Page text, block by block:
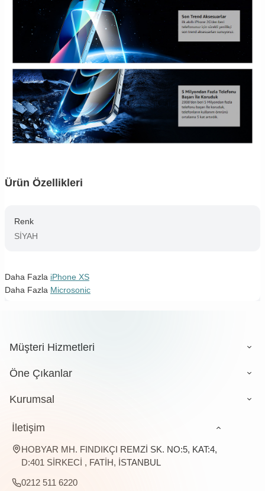
Ürün Özellikleri
Renk
SİYAH
Daha Fazla iPhone XS
Daha Fazla Microsonic
Müşteri Hizmetleri
Öne Çıkanlar
Kurumsal
İletişim
HOBYAR MH. FINDIKÇI REMZİ SK. NO:5, KAT:4,
D:401 SİRKECİ , FATİH, İSTANBUL
0212 511 6220